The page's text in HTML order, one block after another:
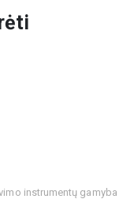
instrumentų gamyba